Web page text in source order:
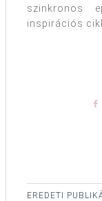
szinkronos
inspirációs
EREDETI